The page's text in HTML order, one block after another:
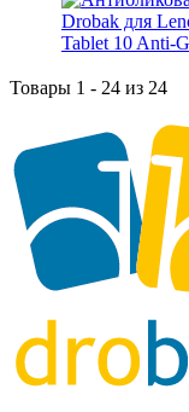
Товары 1 - 24 из 24